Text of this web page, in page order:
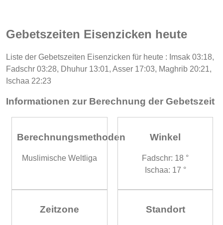
Gebetszeiten Eisenzicken heute
Liste der Gebetszeiten Eisenzicken für heute : Imsak 03:18,
Fadschr 03:28, Dhuhur 13:01, Asser 17:03, Maghrib 20:21,
Ischaa 22:23
Informationen zur Berechnung der Gebetszeit
Berechnungsmethoden
Muslimische Weltliga
Winkel
Fadschr: 18 °
Ischaa: 17 °
Zeitzone Standort